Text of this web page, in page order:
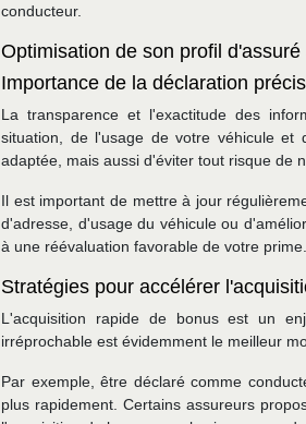
conducteur.
Optimisation de son profil
Importance de la déclaration
La transparence et l'exactitude des
situation, de l'usage de votre véhicule et
adaptée, mais aussi d'éviter tout risque de
Il est important de mettre à jour
d'adresse, d'usage du véhicule ou
à une réévaluation favorable de votre prime.
Stratégies pour accélérer
L'acquisition rapide de bonus est un
irréprochable est évidemment le meilleur
Par exemple, être déclaré comme
plus rapidement. Certains assureurs